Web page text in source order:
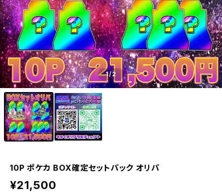
1/2
10P ポケカ BOX確定セットパック オリパ
¥21,500